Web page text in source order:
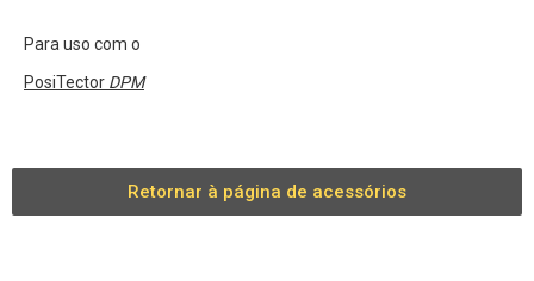
Para uso com o
PosiTector DPM
Retornar à página de acessórios